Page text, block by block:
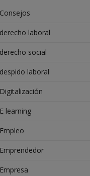
Consejos
derecho laboral
derecho social
despido laboral
Digitalización
E learning
Empleo
Emprendedor
Empresa